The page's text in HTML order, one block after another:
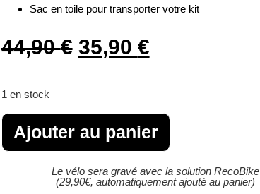
Sac en toile pour transporter votre kit
44,90€ 35,90 €
1 en stock
Ajouter au panier
Le vélo sera gravé avec la solution RecoBike
(29,90€, automatiquement ajouté au panier)